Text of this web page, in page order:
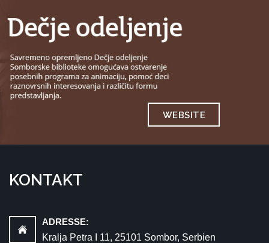
WEBSITE
KONTAKT
ADRESSE:
Kralja Petra I 11, 25101 Sombor, Serbien